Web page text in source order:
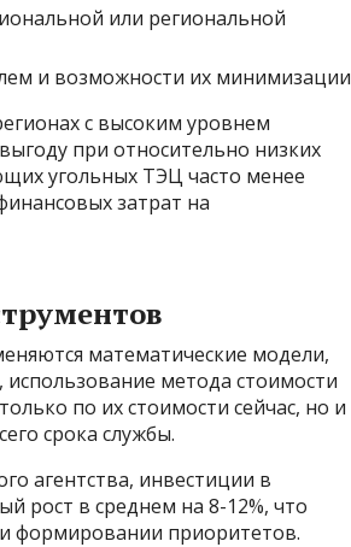
или региональной
и возможности их минимизации
с высоким уровнем
при относительно низких
угольных ТЭЦ часто менее
затрат на
математические модели,
метода стоимости
по их стоимости сейчас, но и
срока службы.
агентства, инвестиции в
рост в среднем на 8-12%, что
формировании приоритетов.